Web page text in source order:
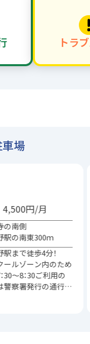
トラ
場
5,000円/月
児童館のすぐ北隣
町交番の東300ｍ
車場です！